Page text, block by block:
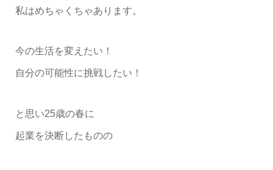
私はめちゃくちゃあります。
今の生活を変えたい！
自分の可能性に挑戦したい！
と思い25歳の春に
起業を決断したものの